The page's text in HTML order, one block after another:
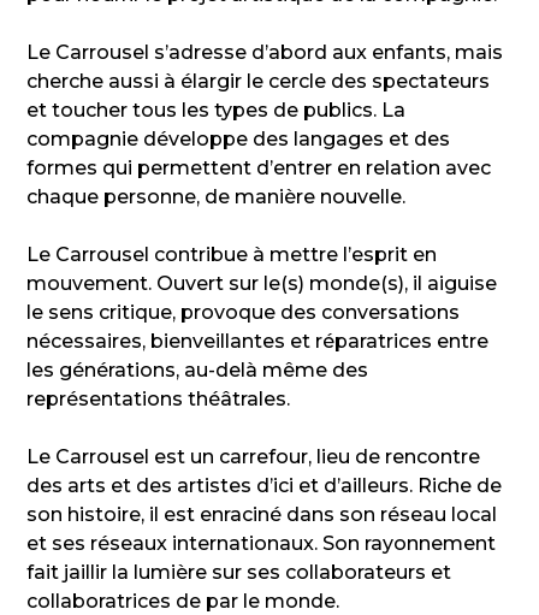
Le Carrousel s’adresse d’abord aux enfants, mais
cherche aussi à élargir le cercle des spectateurs
et toucher tous les types de publics. La
compagnie développe des langages et des
formes qui permettent d’entrer en relation avec
chaque personne, de manière nouvelle.
Le Carrousel contribue à mettre l’esprit en
mouvement. Ouvert sur le(s) monde(s), il aiguise
le sens critique, provoque des conversations
nécessaires, bienveillantes et réparatrices entre
les générations, au-delà même des
représentations théâtrales.
Le Carrousel est un carrefour, lieu de rencontre
des arts et des artistes d’ici et d’ailleurs. Riche de
son histoire, il est enraciné dans son réseau local
et ses réseaux internationaux. Son rayonnement
fait jaillir la lumière sur ses collaborateurs et
collaboratrices de par le monde.